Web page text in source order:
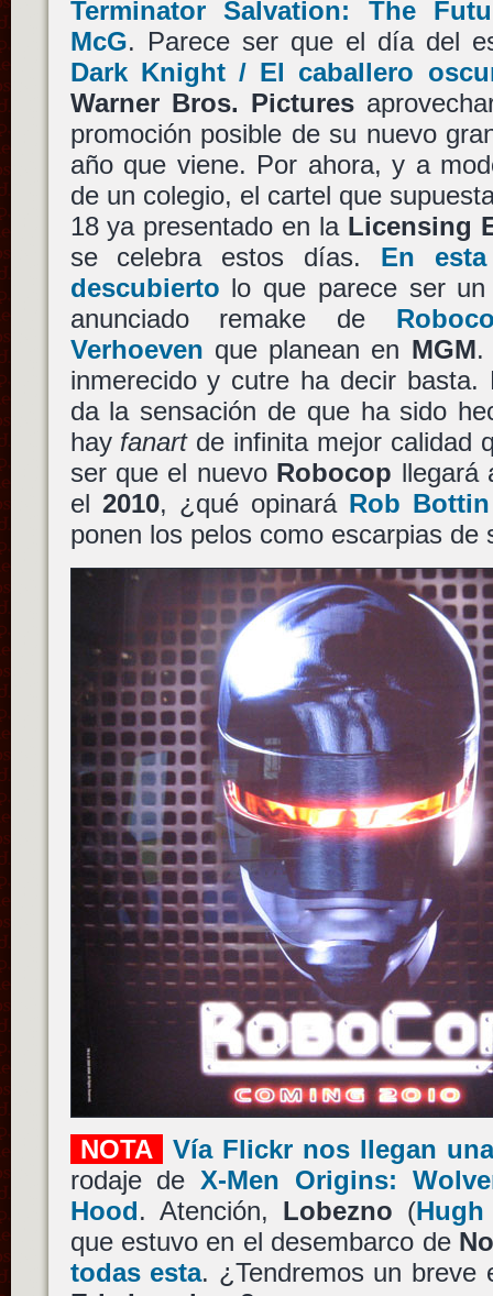
Terminator Salvation: The
McG. Parece ser que el día del
Dark Knight / El caballero
Warner Bros. Pictures
promoción posible de su nuevo
año que viene. Por ahora, y a
de un colegio, el cartel que
18 ya presentado en la Licensing
se celebra estos días. En
descubierto lo que parece ser
anunciado remake de
Verhoeven que planean en MGM.
inmerecido y cutre ha decir basta.
da la sensación de que ha sido
hay fanartde infinita mejor calidad
ser que el nuevo Robocop llegará
el 2010, ¿qué opinará Rob Bottin
ponen los pelos como escarpias de
NOTA
Vía Flickr nos llegan
rodaje de X-Men Origins:
Hood. Atención, Lobezno (Hugh
que estuvo en el desembarco de
todas esta. ¿Tendremos un breve